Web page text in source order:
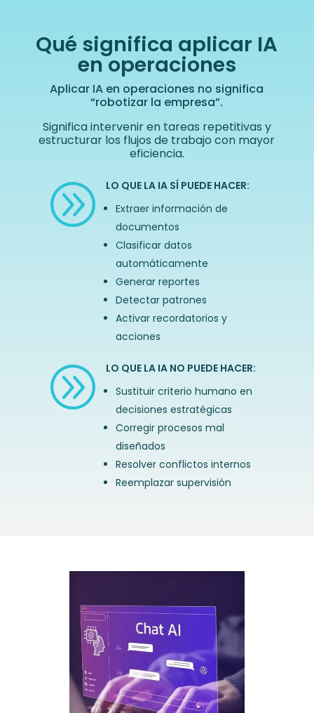
Qué significa aplicar IA
en operaciones
Aplicar IA en operaciones no significa
“robotizar la empresa”.
Significa intervenir en tareas repetitivas y
estructurar los flujos de trabajo con mayor
eficiencia.
A
LO QUE LA IA SÍ PUEDE HACER:
Extraer información de
documentos
Clasificar datos
automáticamente
Generar reportes
Detectar patrones
Activar recordatorios y
acciones
A
LO QUE LA IA NO PUEDE HACER:
Sustituir criterio humano en
decisiones estratégicas
Corregir procesos mal
diseñados
Resolver conflictos internos
Reemplazar supervisión